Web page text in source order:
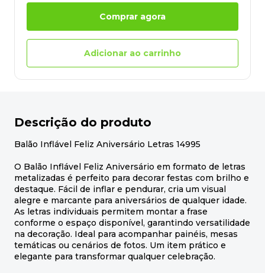
Comprar agora
Adicionar ao carrinho
Descrição do produto
Balão Inflável Feliz Aniversário Letras 14995
O Balão Inflável Feliz Aniversário em formato de letras
metalizadas é perfeito para decorar festas com brilho e
destaque. Fácil de inflar e pendurar, cria um visual
alegre e marcante para aniversários de qualquer idade.
As letras individuais permitem montar a frase
conforme o espaço disponível, garantindo versatilidade
na decoração. Ideal para acompanhar painéis, mesas
temáticas ou cenários de fotos. Um item prático e
elegante para transformar qualquer celebração.